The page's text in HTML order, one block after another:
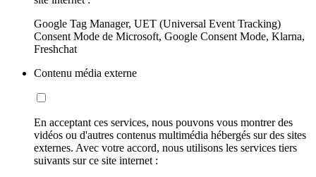
Google Tag Manager, UET (Universal Event Tracking)
Consent Mode de Microsoft, Google Consent Mode, Klarna,
Freshchat
Contenu média externe
En acceptant ces services, nous pouvons vous montrer des
vidéos ou d'autres contenus multimédia hébergés sur des sites
externes. Avec votre accord, nous utilisons les services tiers
suivants sur ce site internet :